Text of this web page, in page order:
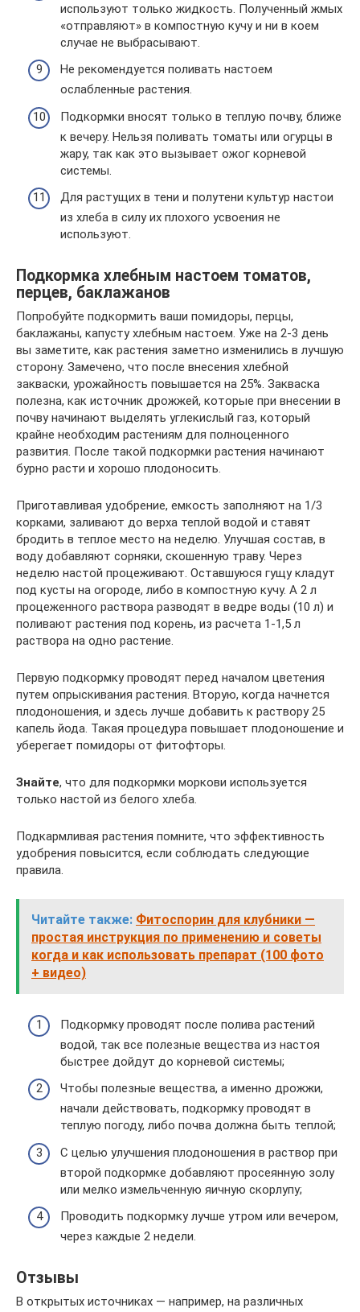
используют только жидкость. Полученный жмых
«отправляют» в компостную кучу и ни в коем
случае не выбрасывают.
Не рекомендуется поливать настоем
ослабленные растения.
Подкормки вносят только в теплую почву, ближе
к вечеру. Нельзя поливать томаты или огурцы в
жару, так как это вызывает ожог корневой
системы.
Для растущих в тени и полутени культур настои
из хлеба в силу их плохого усвоения не
используют.
Подкормка хлебным настоем томатов,
перцев, баклажанов
Попробуйте подкормить ваши помидоры, перцы,
баклажаны, капусту хлебным настоем. Уже на 2-3 день
вы заметите, как растения заметно изменились в лучшую
сторону. Замечено, что после внесения хлебной
закваски, урожайность повышается на 25%. Закваска
полезна, как источник дрожжей, которые при внесении в
почву начинают выделять углекислый газ, который
крайне необходим растениям для полноценного
развития. После такой подкормки растения начинают
бурно расти и хорошо плодоносить.
Приготавливая удобрение, емкость заполняют на 1/3
корками, заливают до верха теплой водой и ставят
бродить в теплое место на неделю. Улучшая состав, в
воду добавляют сорняки, скошенную траву. Через
неделю настой процеживают. Оставшуюся гущу кладут
под кусты на огороде, либо в компостную кучу. А 2 л
процеженного раствора разводят в ведре воды (10 л) и
поливают растения под корень, из расчета 1-1,5 л
раствора на одно растение.
Первую подкормку проводят перед началом цветения
путем опрыскивания растения. Вторую, когда начнется
плодоношения, и здесь лучше добавить к раствору 25
капель йода. Такая процедура повышает плодоношение и
уберегает помидоры от фитофторы.
Знайте, что для подкормки моркови используется
только настой из белого хлеба.
Подкармливая растения помните, что эффективность
удобрения повысится, если соблюдать следующие
правила.
Читайте также: Фитоспорин для клубники —
простая инструкция по применению и советы
когда и как использовать препарат (100 фото
+ видео)
Подкормку проводят после полива растений
водой, так все полезные вещества из настоя
быстрее дойдут до корневой системы;
Чтобы полезные вещества, а именно дрожжи,
начали действовать, подкормку проводят в
теплую погоду, либо почва должна быть теплой;
С целью улучшения плодоношения в раствор при
второй подкормке добавляют просеянную золу
или мелко измельченную яичную скорлупу;
Проводить подкормку лучше утром или вечером,
через каждые 2 недели.
Отзывы
В открытых источниках — например, на различных